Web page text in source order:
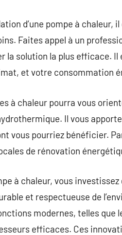
d’une pompe à
Faites appel à un
la solution la plus efficace.
et votre consommation
à chaleur pourra vous
Il vous
vous pourriez bénéficier.
de rénovation
à chaleur, vous
et respectueuse de
modernes, telles
efficaces. Ces